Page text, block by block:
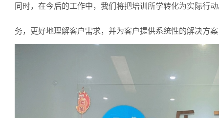
同时，在今后的工作中，我们将把培训所学转化为实际行
务，更好地理解客户需求，并为客户提供系统性的解决方